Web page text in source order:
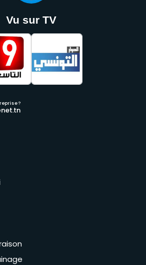
Vu sur TV
?